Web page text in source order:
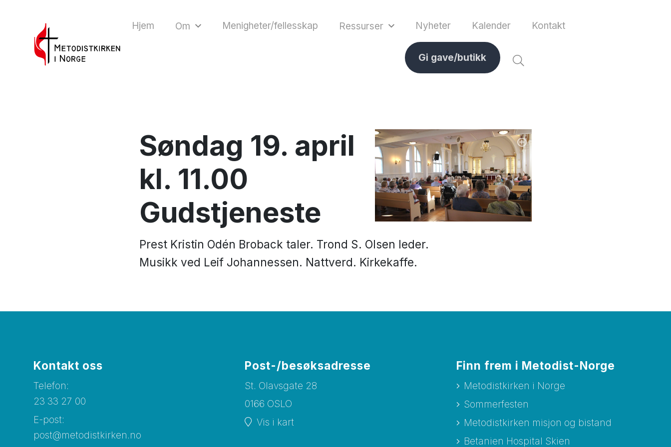
Hjem Om Menigheter/fellesskap Ressurser Nyheter Kalender Kontakt
Gi gave/butikk
Søndag 19. april
kl. 11.00
Gudstjeneste
Prest Kristin Odén Broback taler. Trond S. Olsen leder.
Musikk ved Leif Johannessen. Nattverd. Kirkekaffe.
Kontakt oss
Telefon:
23 33 27 00
E-post:
post@metodistkirken.no
Post-/besøksadresse
St. Olavsgate 28
0166 OSLO
Vis i kart
Finn frem i Metodist-Norge
Metodistkirken i Norge
Sommerfesten
Metodistkirken misjon og bistand
Betanien Hospital Skien